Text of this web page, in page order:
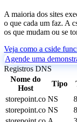
A maioria dos sites
o que cada um faz. A
os que mudam ou se
Veja como a cside
Agende uma
Registros DNS
Nome do
Host
Tipo
storepoint.co NS
storepoint.co NS